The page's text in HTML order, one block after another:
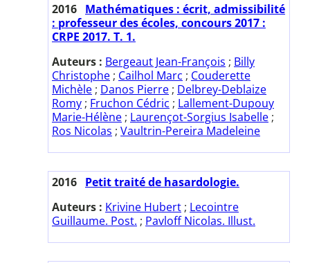
2016 Mathématiques : écrit, admissibilité
: professeur des écoles, concours 2017 :
CRPE 2017. T. 1.
Auteurs : Bergeaut Jean-François ; Billy
Christophe ; Cailhol Marc ; Couderette
Michèle ; Danos Pierre ; Delbrey-Deblaize
Romy ; Fruchon Cédric ; Lallement-Dupouy
Marie-Hélène ; Laurençot-Sorgius Isabelle ;
Ros Nicolas ; Vaultrin-Pereira Madeleine
2016 Petit traité de hasardologie.
Auteurs : Krivine Hubert ; Lecointre
Guillaume. Post. ; Pavloff Nicolas. Illust.